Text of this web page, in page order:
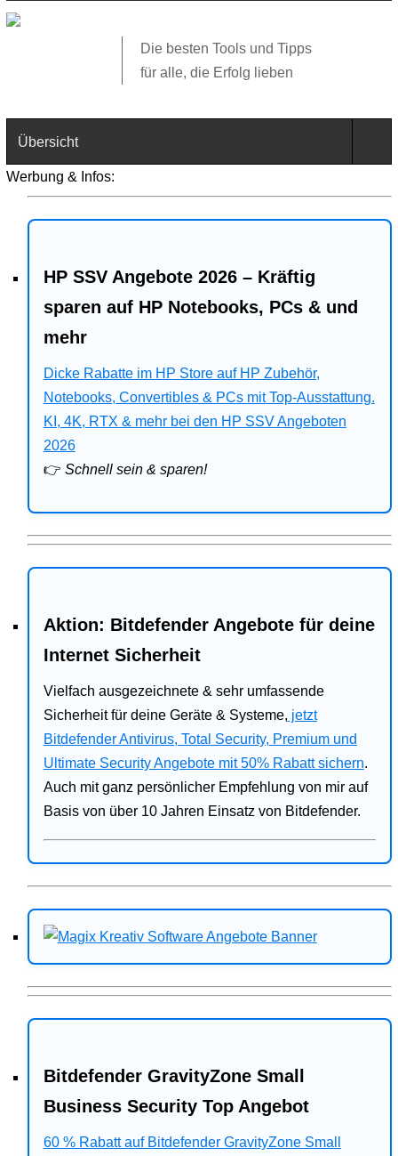
Die besten Tools und Tipps
für alle, die Erfolg lieben
Übersicht
Technik
Web
Business
Angebote
Bitdefender
Ratgeber
Werbung & Infos:
HP SSV Angebote 2026 – Kräftig
sparen auf HP Notebooks, PCs & und
mehr
Dicke Rabatte im HP Store auf HP Zubehör,
Notebooks, Convertibles & PCs mit Top-Ausstattung.
KI, 4K, RTX & mehr bei den HP SSV Angeboten
2026
👉 Schnell sein & sparen!
Aktion: Bitdefender Angebote für deine
Internet Sicherheit
Vielfach ausgezeichnete & sehr umfassende
Sicherheit für deine Geräte & Systeme, jetzt
Bitdefender Antivirus, Total Security, Premium und
Ultimate Security Angebote mit 50% Rabatt sichern.
Auch mit ganz persönlicher Empfehlung von mir auf
Basis von über 10 Jahren Einsatz von Bitdefender.
Bitdefender GravityZone Small
Business Security Top Angebot
60 % Rabatt auf Bitdefender GravityZone Small